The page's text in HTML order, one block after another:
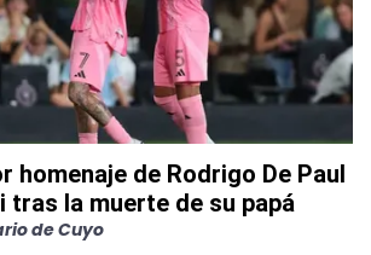
homenaje de Rodrigo De Paul
tras la muerte de su papá
de Cuyo